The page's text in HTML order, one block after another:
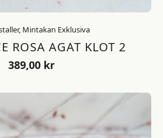
Mintakan Exklusiva
ROSA AGAT KLOT 2
389,00 kr